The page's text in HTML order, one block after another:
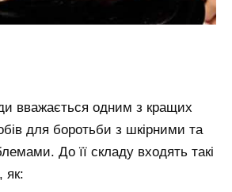
вважається одним з кращих
для боротьби з шкірними та
До її складу входять такі
як: